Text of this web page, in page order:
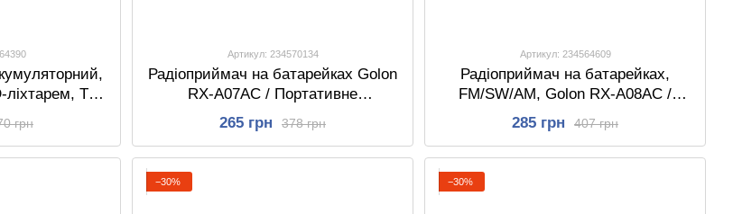
TF і
RX-BT455
грн
Артикул: 234570134
Радіоприймач на батарейках Golon
RX-A07AC / Портативне
акумуляторне FM-радіо / Радіо на
батарейках
378 грн
265 грн
Артикул: 234564609
Радіоприймач на батарейках,
FM/SW/AM, Golon RX-A08AC /
Портативне радіо / Радіо
електричне
407 грн
285 грн
−30% −30%